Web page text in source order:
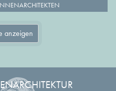
anzeigen